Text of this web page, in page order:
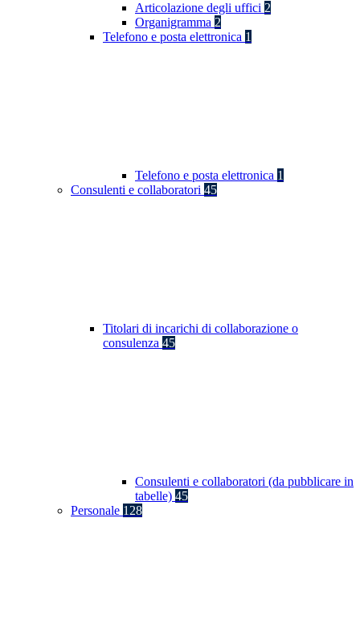
Articolazione degli uffici 2
Organigramma 2
Telefono e posta elettronica 1
Telefono e posta elettronica 1
Consulenti e collaboratori 45
Titolari di incarichi di collaborazione o
consulenza 45
Consulenti e collaboratori (da pubblicare in
tabelle) 45
Personale 128